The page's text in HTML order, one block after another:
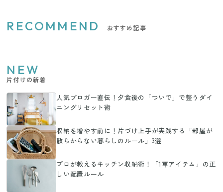
RECOMMEND おすすめ記事
NEW
片付けの新着
人気ブロガー直伝！夕食後の「ついで」で整うダイ
ニングリセット術
収納を増やす前に！片づけ上手が実践する「部屋が
散らからない暮らしのルール」3選
プロが教えるキッチン収納術！「1軍アイテム」の正
しい配置ルール